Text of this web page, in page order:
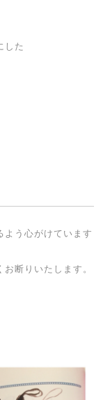
した
う心がけています
断りいたします。